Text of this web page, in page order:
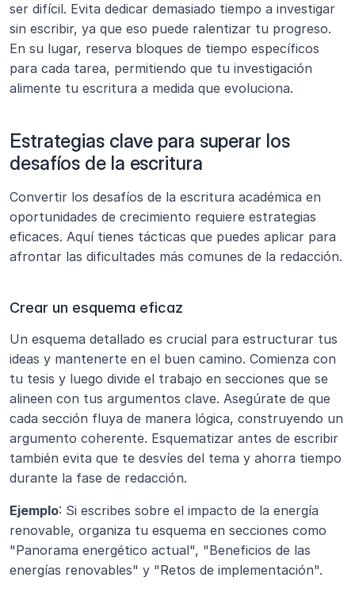
ser difícil. Evita dedicar demasiado tiempo a investigar
sin escribir, ya que eso puede ralentizar tu progreso.
En su lugar, reserva bloques de tiempo específicos
para cada tarea, permitiendo que tu investigación
alimente tu escritura a medida que evoluciona.
Estrategias clave para superar los
desafíos de la escritura
Convertir los desafíos de la escritura académica en
oportunidades de crecimiento requiere estrategias
eficaces. Aquí tienes tácticas que puedes aplicar para
afrontar las dificultades más comunes de la redacción.
Crear un esquema eficaz
Un esquema detallado es crucial para estructurar tus
ideas y mantenerte en el buen camino. Comienza con
tu tesis y luego divide el trabajo en secciones que se
alineen con tus argumentos clave. Asegúrate de que
cada sección fluya de manera lógica, construyendo un
argumento coherente. Esquematizar antes de escribir
también evita que te desvíes del tema y ahorra tiempo
durante la fase de redacción.
Ejemplo: Si escribes sobre el impacto de la energía
renovable, organiza tu esquema en secciones como
"Panorama energético actual", "Beneficios de las
energías renovables" y "Retos de implementación".